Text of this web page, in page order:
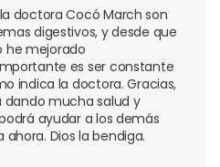
doctora Cocó March son
digestivos, y desde que
he mejorado
es ser constante
indica la doctora. Gracias,
dando mucha salud y
ayudar a los demás
Dios la bendiga.